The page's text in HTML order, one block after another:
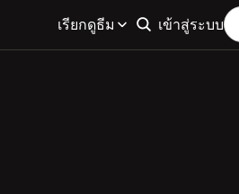
เรียกดูธีม เข้าสู่ระบบ